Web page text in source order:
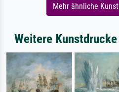
Mehr ähnliche
Weitere